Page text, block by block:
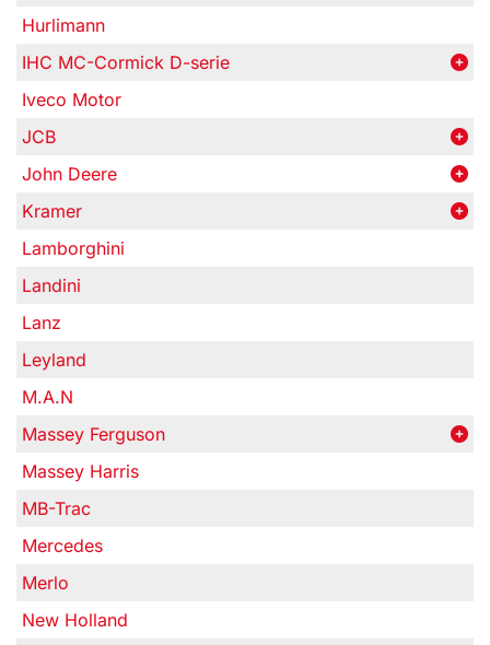
Hurlimann
IHC MC-Cormick D-serie
Iveco Motor
JCB
John Deere
Kramer
Lamborghini
Landini
Lanz
Leyland
M.A.N
Massey Ferguson
Massey Harris
MB-Trac
Mercedes
Merlo
New Holland